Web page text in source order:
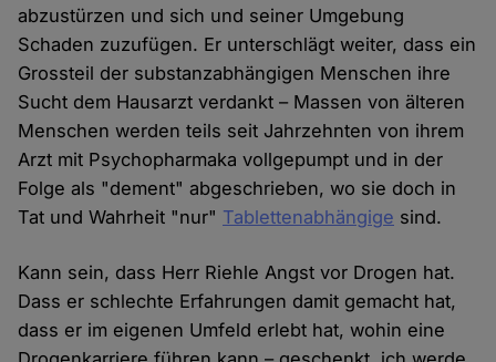
abzustürzen und sich und seiner Umgebung
Schaden zuzufügen. Er unterschlägt weiter, dass ein
Grossteil der substanzabhängigen Menschen ihre
Sucht dem Hausarzt verdankt – Massen von älteren
Menschen werden teils seit Jahrzehnten von ihrem
Arzt mit Psychopharmaka vollgepumpt und in der
Folge als "dement" abgeschrieben, wo sie doch in
Tat und Wahrheit "nur" Tablettenabhängige sind.
Kann sein, dass Herr Riehle Angst vor Drogen hat.
Dass er schlechte Erfahrungen damit gemacht hat,
dass er im eigenen Umfeld erlebt hat, wohin eine